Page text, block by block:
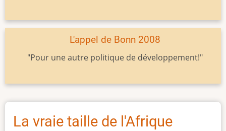
L'appel de Bonn 2008
"Pour une autre politique de développement!"
La vraie taille de l'Afrique